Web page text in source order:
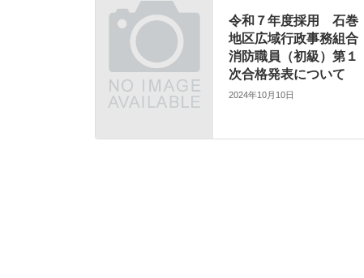
令和７年度採用 石巻
地区広域行政事務組合
消防職員（初級）第１
次合格発表について
2024年10月10日